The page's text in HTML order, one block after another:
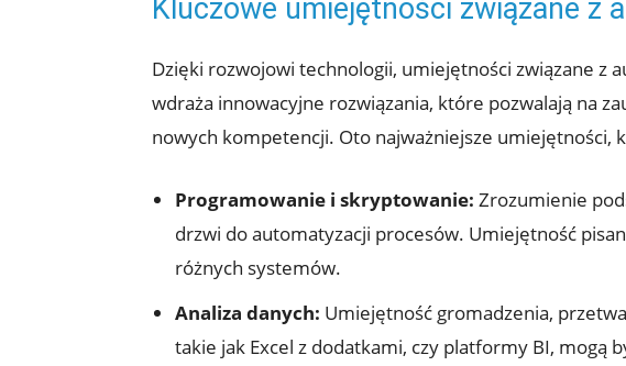
Kluczowe umiejętności związane z
Dzięki rozwojowi technologii, umiejętności związane z
wdraża innowacyjne rozwiązania, które pozwalają na
nowych kompetencji. Oto najważniejsze
Programowanie i skryptowanie: Zrozumienie
drzwi do automatyzacji procesów. Umiejętność
różnych systemów.
Analiza danych: Umiejętność gromadzenia,
takie jak Excel z dodatkami, czy platformy BI, mogą